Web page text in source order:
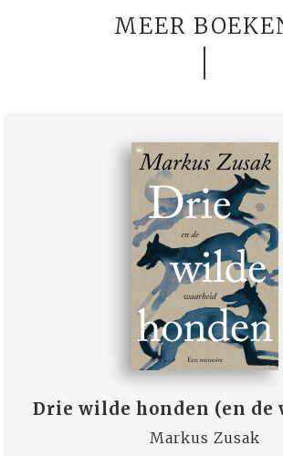
MEER
Drie wilde honden (en de
Markus Zusak